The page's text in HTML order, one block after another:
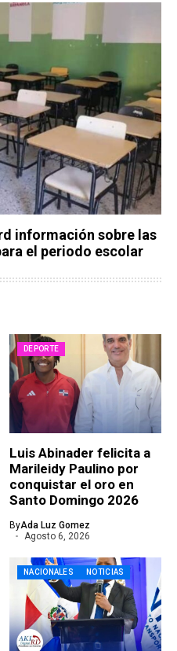
información sobre las
el periodo escolar
DEPORTE
Luis Abinader felicita a
Marileidy Paulino por
conquistar el oro en
Santo Domingo 2026
ByAda Luz Gomez
Agosto 6, 2026
NACIONALES NOTICIAS